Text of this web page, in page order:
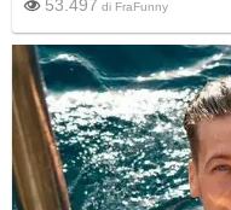
53.497 di FraFunny